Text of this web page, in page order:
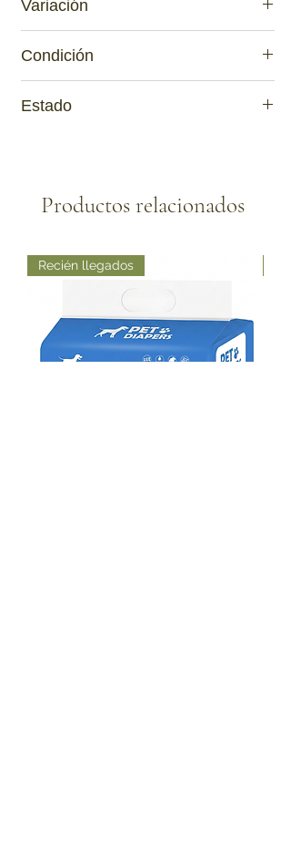
Variación
Condición
Estado
Productos relacionados
Recién llegados